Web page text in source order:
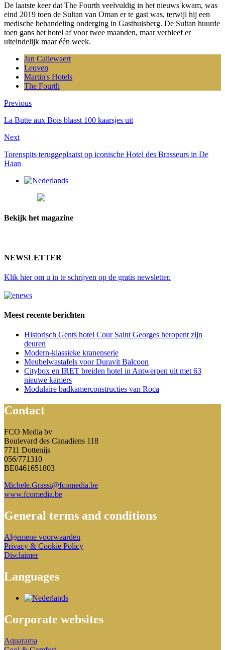
De laatste keer dat The Fourth veelvuldig in het nieuws kwam, was
eind 2019 toen de Sultan van Oman er te gast was, terwijl hij een
medische behandeling onderging in Gasthuisberg. De Sultan huurde
toen gans het hotel af voor twee maanden, maar verbleef er
uiteindelijk maar één week.
Jan Callewaert
Leuven
Martin's Hotels
The Fourth
Previous
La Butte aux Bois blaast 100 kaarsjes uit
Next
Torenspits teruggeplaatst op iconische Hotel des Brasseurs in De
Haan
Bekijk het magazine
NEWSLETTER
Klik hierom u in te schrijven op de gratis newsletter.
Meest recente berichten
Historisch Gents hotel Cour Saint Georges heropent zijn
deuren
Modern-klassieke kranenserie
Meubelwastafels voor Duravit Balcoon
Citybox en IRET breiden hotel in Antwerpen uit met 63
nieuwe kamers
Modulaire badkamerconstructies van Roca
Contact
FCO Media bv
Boulevard des Canadiens 118
7711 Dottenijs
056/771310
BE0461651803
Michele.Grassi@fcomedia.be
www.fcomedia.be
General terms and conditions
Algemene voorwaarden
Privacy & Cookie Policy
Disclaimer
Languages
Corporate websites
Aquarama